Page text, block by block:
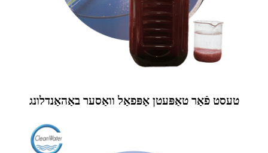
טעסט פֿאַר טאַפּעטן אָפּפאַל וואַסער באַהאַנדלונג